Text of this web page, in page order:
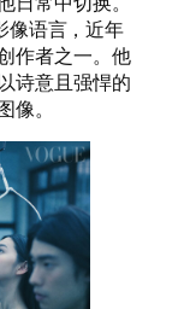
像语言，近年
作者之一。他
诗意且强悍的
。